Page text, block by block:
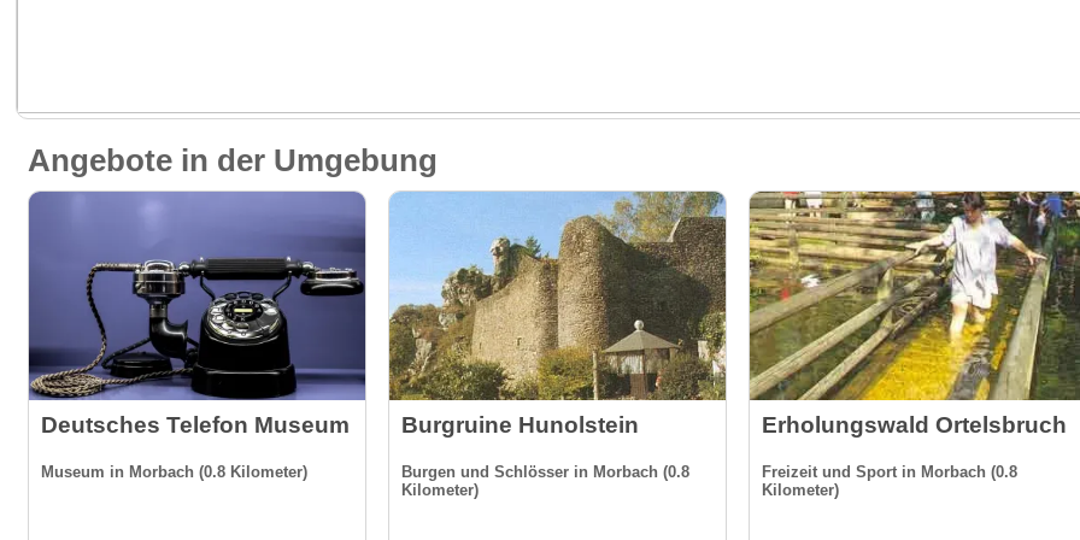
Angebote in der Umgebung
Deutsches Telefon Museum
Museum in Morbach (0.8 Kilometer)
Burgruine Hunolstein
Burgen und Schlösser in Morbach (0.8
Kilometer)
Erholungswald Ortelsbruch
Freizeit und Sport in Morbach (0.8
Kilometer)